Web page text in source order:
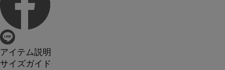
アイテム説明
サイズガイド